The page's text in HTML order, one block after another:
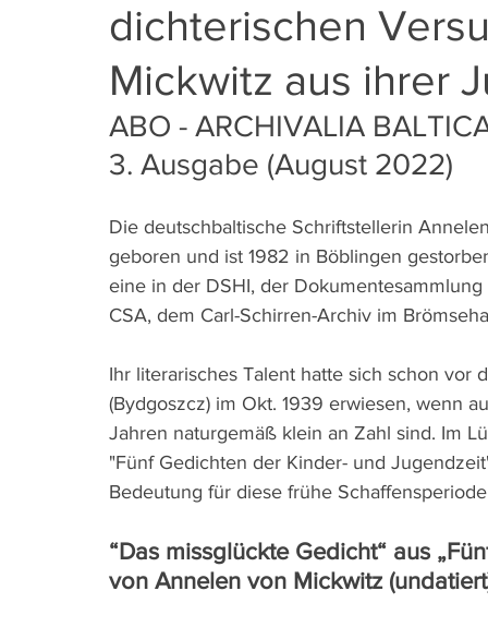
dichterischen
Mickwitz aus ihrer
ABO - ARCHIVALIA
3. Ausgabe (August 2022)
Die deutschbaltische Schriftstellerin
geboren und ist 1982 in Böblingen
eine in der DSHI, der
CSA, dem Carl-Schirren-Archiv im
Ihr literarisches Talent hatte sich schon
(Bydgoszcz) im Okt. 1939 erwiesen, wenn
Jahren naturgemäß klein an Zahl sind. Im
"Fünf Gedichten der Kinder- und
Bedeutung für diese frühe
“Das missglückte Gedicht“ aus
von Annelen von Mickwitz